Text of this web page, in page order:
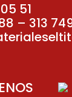
51
– 313